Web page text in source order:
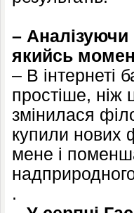
– Аналізуючи
якийсь
– В інтернеті
простіше, ніж
змінилася
купили нових
мене і
.